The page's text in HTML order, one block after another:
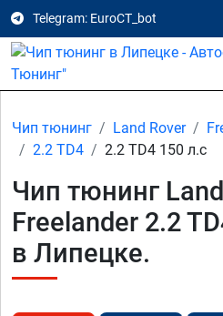
Telegram: EuroCT_bot
Чип тюнинг Land Rover
2.2 TD4
2.2 TD4 150 л.с
Чип тюнинг
Freelander 2.2
в Липецке.